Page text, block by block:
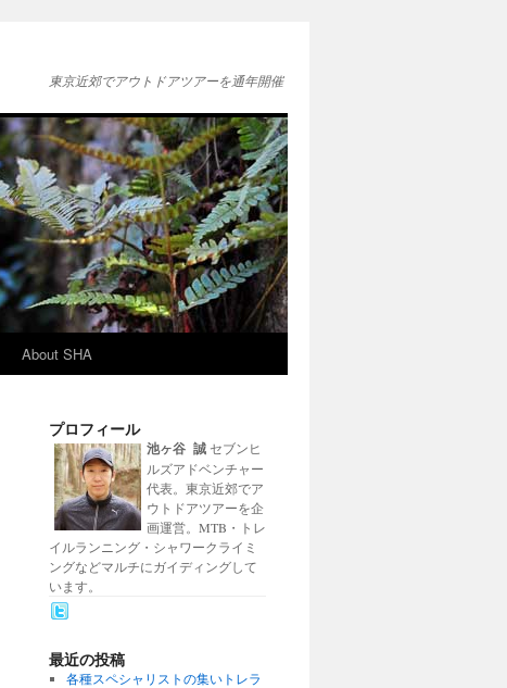
東京近郊でアウトドアツアーを通年開催
About SHA
プロフィール
池ヶ谷 誠 セブンヒ
ルズアドベンチャー
代表。東京近郊でア
ウトドアツアーを企
画運営。MTB・トレ
イルランニング・シャワークライミ
ングなどマルチにガイディングして
います。
最近の投稿
各種スペシャリストの集いトレラ